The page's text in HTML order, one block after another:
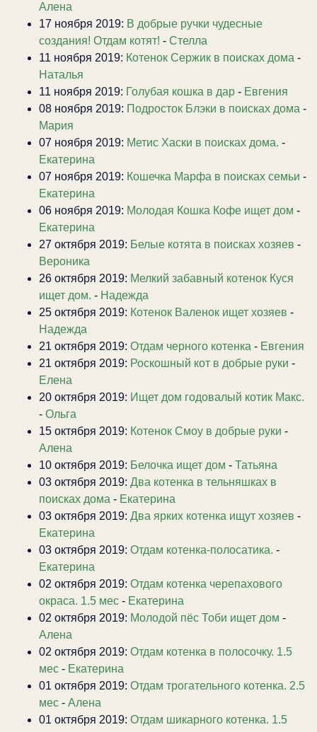
Алена
17 ноября 2019: В добрые ручки чудесные
создания! Отдам котят! - Стелла
11 ноября 2019: Котенок Сержик в поисках дома -
Наталья
11 ноября 2019: Голубая кошка в дар - Евгения
08 ноября 2019: Подросток Блэки в поисках дома -
Мария
07 ноября 2019: Метис Хаски в поисках дома. -
Екатерина
07 ноября 2019: Кошечка Марфа в поисках семьи -
Екатерина
06 ноября 2019: Молодая Кошка Кофе ищет дом -
Екатерина
27 октября 2019: Белые котята в поисках хозяев -
Вероника
26 октября 2019: Мелкий забавный котенок Куся
ищет дом. - Надежда
25 октября 2019: Котенок Валенок ищет хозяев -
Надежда
21 октября 2019: Отдам черного котенка - Евгения
21 октября 2019: Роскошный кот в добрые руки -
Елена
20 октября 2019: Ищет дом годовалый котик Макс.
- Ольга
15 октября 2019: Котенок Смоу в добрые руки -
Алена
10 октября 2019: Белочка ищет дом - Татьяна
03 октября 2019: Два котенка в тельняшках в
поисках дома - Екатерина
03 октября 2019: Два ярких котенка ищут хозяев -
Екатерина
03 октября 2019: Отдам котенка-полосатика. -
Екатерина
02 октября 2019: Отдам котенка черепахового
окраса. 1.5 мес - Екатерина
02 октября 2019: Молодой пёс Тоби ищет дом -
Алена
02 октября 2019: Отдам котенка в полосочку. 1.5
мес - Екатерина
01 октября 2019: Отдам трогательного котенка. 2.5
мес - Алена
01 октября 2019: Отдам шикарного котенка. 1.5